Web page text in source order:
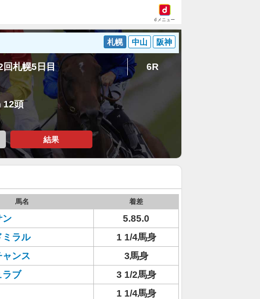
dメニュー
札幌 中山 阪神
回札幌5日目 6R
12頭
結果
馬名 着差
ン
5.85.0
ミラル
1 1/4馬身
ャンス
3馬身
ラブ
3 1/2馬身
1 1/4馬身